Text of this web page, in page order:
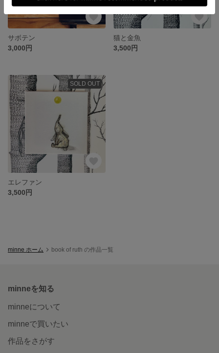
サボテン
3,000円
猫と金魚
3,500円
SOLD OUT
エレファン
3,500円
minne ホーム book of ruth の作品一覧
minneを知る
minneについて
minneで買いたい
作品をさがす